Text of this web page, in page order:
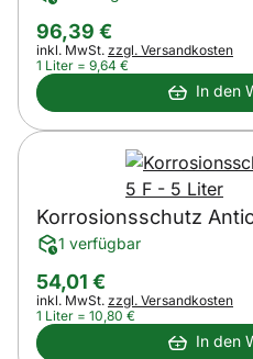
96,39 €
Steuerhinweis:
inkl. MwSt. zzgl. Versandkosten
1 Liter = 9,64 €
In den
Korrosionsschutz
1 verfügbar
54,01 €
Steuerhinweis:
inkl. MwSt. zzgl. Versandkosten
1 Liter = 10,80 €
In den